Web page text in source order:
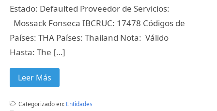
Estado: Defaulted Proveedor de Servicios:
Mossack Fonseca IBCRUC: 17478 Códigos de
Países: THA Países: Thailand Nota: Válido
Hasta: The […]
Leer Más
Categorizado en: Entidades